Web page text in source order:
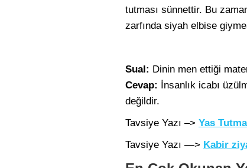
tutması sünnettir. Bu
zarfında siyah elbise
Sual: Dinin men ettiği
Cevap: İnsanlık icabı
değildir.
Tavsiye Yazı –> Yas
Tavsiye Yazı —> Kabir